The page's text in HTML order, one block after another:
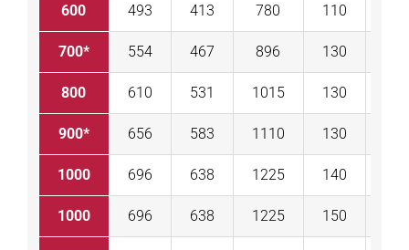
600 493 413 780 110
700* 554 467 896 130
800 610 531 1015 130
900* 656 583 1110 130
1000 696 638 1225 140
1000 696 638 1225 150